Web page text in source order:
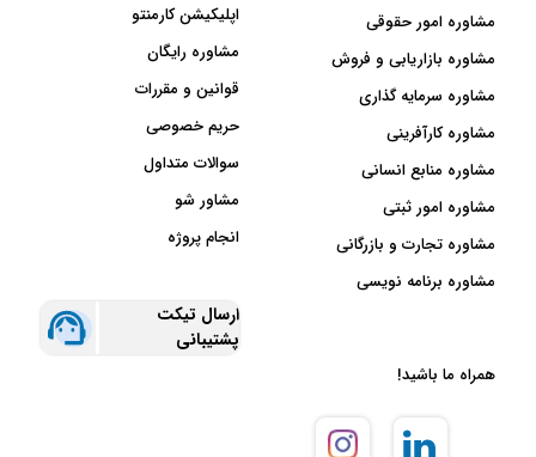
مشاوره امور حقوقی
مشاوره بازاریابی و فروش
مشاوره سرمایه گذاری
مشاوره کارآفرینی
مشاوره منابع انسانی
مشاوره امور ثبتی
مشاوره تجارت و بازرگانی
مشاوره برنامه نویسی
اپلیکیشن کارمنتو
مشاوره رایگان
قوانین و مقررات
حریم خصوصی
سوالات متداول
مشاور شو
انجام پروژه
ارسال تیکت
پشتیبانی
همراه ما باشید!